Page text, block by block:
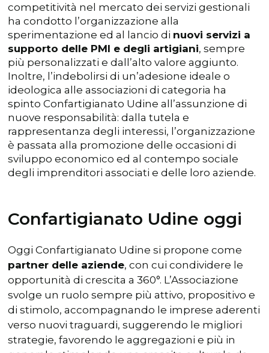
competitività nel mercato dei servizi gestionali
ha condotto l’organizzazione alla
sperimentazione ed al lancio di nuovi servizi a
supporto delle PMI e degli artigiani, sempre
più personalizzati e dall’alto valore aggiunto.
Inoltre, l’indebolirsi di un’adesione ideale o
ideologica alle associazioni di categoria ha
spinto Confartigianato Udine all’assunzione di
nuove responsabilità: dalla tutela e
rappresentanza degli interessi, l’organizzazione
è passata alla promozione delle occasioni di
sviluppo economico ed al contempo sociale
degli imprenditori associati e delle loro aziende.
Confartigianato Udine oggi
Oggi Confartigianato Udine si propone come
partner delle aziende, con cui condividere le
opportunità di crescita a 360°. L’Associazione
svolge un ruolo sempre più attivo, propositivo e
di stimolo, accompagnando le imprese aderenti
verso nuovi traguardi, suggerendo le migliori
strategie, favorendo le aggregazioni e più in